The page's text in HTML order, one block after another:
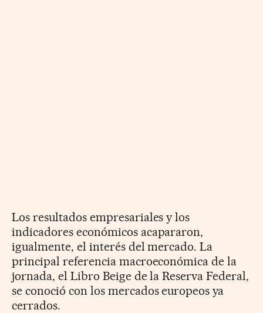
Los resultados empresariales y los
indicadores económicos acapararon,
igualmente, el interés del mercado. La
principal referencia macroeconómica de la
jornada, el Libro Beige de la Reserva Federal,
se conoció con los mercados europeos ya
cerrados.